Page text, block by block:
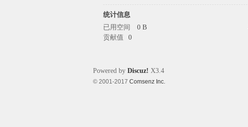
统计信息
已用空间
0 B
贡献值
0
Powered by Discuz! X3.4
© 2001-2017 Comsenz Inc.